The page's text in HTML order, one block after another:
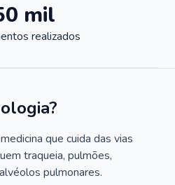
mil
realizados
que cuida das vias
traqueia, pulmões,
pulmonares.